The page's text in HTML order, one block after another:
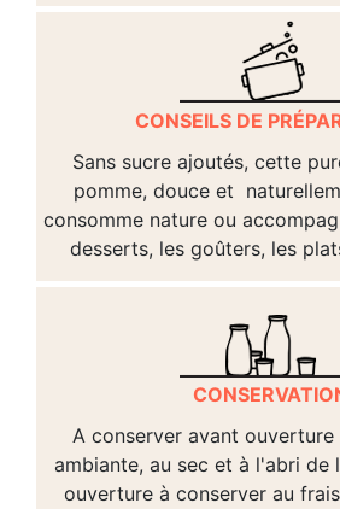
CONSEILS DE
Sans sucre ajoutés, cette
pomme, douce et
consomme nature ou
desserts, les goûters, les
A conserver avant
ambiante, au sec et à l'abri de
ouverture à conserver au